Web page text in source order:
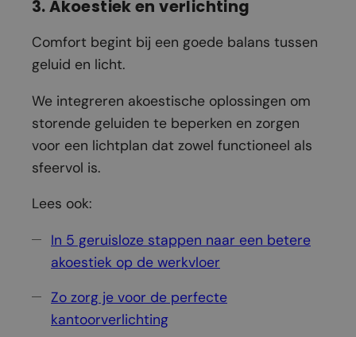
3. Akoestiek en verlichting
Comfort begint bij een goede balans tussen
geluid en licht.
We integreren akoestische oplossingen om
storende geluiden te beperken en zorgen
voor een lichtplan dat zowel functioneel als
sfeervol is.
Lees ook:
In 5 geruisloze stappen naar een betere
akoestiek op de werkvloer
Zo zorg je voor de perfecte
kantoorverlichting